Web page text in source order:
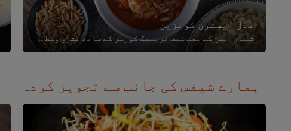
مڈل ایسٹرن کوئزین
شیف رابیح کے مفت شیف ٹریننگ کورسز کے ساتھ مشرق وسطیٰ کے روایتی کھانوں کو تفصیل سے جانیں۔ اس ثقافت کو سمجھیں جو اس ممتاز ذائقہ ک...
ہمارے شیفس کی جانب سے تجویز کردہ